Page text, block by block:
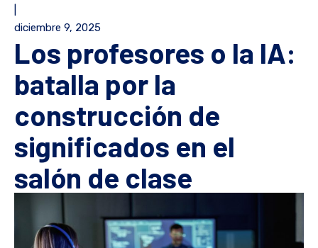
diciembre 9, 2025
Los profesores o la IA:
batalla por la
construcción de
significados en el
salón de clase